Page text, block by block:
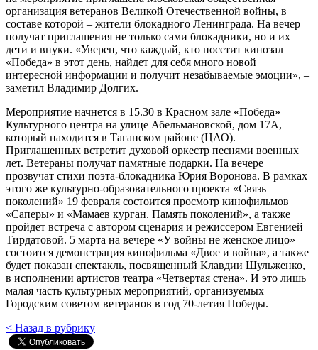
организация ветеранов Великой Отечественной войны, в
составе которой – жители блокадного Ленинграда. На вечер
получат приглашения не только сами блокадники, но и их
дети и внуки. «Уверен, что каждый, кто посетит кинозал
«Победа» в этот день, найдет для себя много новой
интересной информации и получит незабываемые эмоции», –
заметил Владимир Долгих.
Мероприятие начнется в 15.30 в Красном зале «Победа»
Культурного центра на улице Абельмановской, дом 17А,
который находится в Таганском районе (ЦАО).
Приглашенных встретит духовой оркестр песнями военных
лет. Ветераны получат памятные подарки. На вечере
прозвучат стихи поэта-блокадника Юрия Воронова. В рамках
этого же культурно-образовательного проекта «Связь
поколений» 19 февраля состоится просмотр кинофильмов
«Саперы» и «Мамаев курган. Память поколений», а также
пройдет встреча с автором сценария и режиссером Евгенией
Тирдатовой. 5 марта на вечере «У войны не женское лицо»
состоится демонстрация кинофильма «Двое и война», а также
будет показан спектакль, посвященный Клавдии Шульженко,
в исполнении артистов театра «Четвертая стена». И это лишь
малая часть культурных мероприятий, организуемых
Городским советом ветеранов в год 70-летия Победы.
< Назад в рубрику